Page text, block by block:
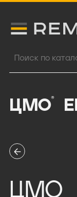
Логитип компании
Поиск продукции
ЦМО®
ЦМО